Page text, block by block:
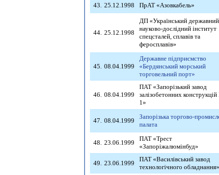
43. 25.12.1998 ПрАТ «Азовкабель»
44. 25.12.1998
ДП «Український державний
науково-дослідний інститут
спецсталей, сплавів та
феросплавів»
45. 08.04.1999
Державне підприємство
«Бердянський морський
торговельний порт»
46. 08.04.1999
ПАТ «Запорізький завод
залізобетонних
1»
47. 08.04.1999
Запорізька торгово-
палата
48. 23.06.1999
ПАТ «Трест
«Запоріжалюмінбуд»
49. 23.06.1999
ПАТ «Василівський завод
технологічного обладнання»